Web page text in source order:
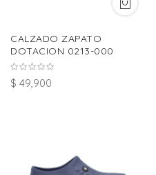
CALZADO ZAPATO
DOTACION 0213-000
$ 49,900